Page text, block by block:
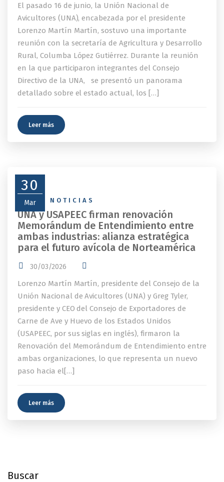
El pasado 16 de junio, la Unión Nacional de
Avicultores (UNA), encabezada por el presidente
Lorenzo Martín Martín, sostuvo una importante
reunión con la secretaría de Agricultura y Desarrollo
Rural, Columba López Gutiérrez. Durante la reunión
en la que participaron integrantes del Consejo
Directivo de la UNA, se presentó un panorama
detallado sobre el estado actual, los […]
Leer más
30
Mar
NEWS NOTICIAS
UNA y USAPEEC firman renovación
Memorándum de Entendimiento entre
ambas industrias: alianza estratégica
para el futuro avícola de Norteamérica
30/03/2026
Lorenzo Martín Martín, presidente del Consejo de la
Unión Nacional de Avicultores (UNA) y Greg Tyler,
presidente y CEO del Consejo de Exportadores de
Carne de Ave y Huevo de los Estados Unidos
(USAPEEC, por sus siglas en inglés), firmaron la
Renovación del Memorándum de Entendimiento entre
ambas organizaciones, lo que representa un nuevo
paso hacia el[…]
Leer más
Buscar